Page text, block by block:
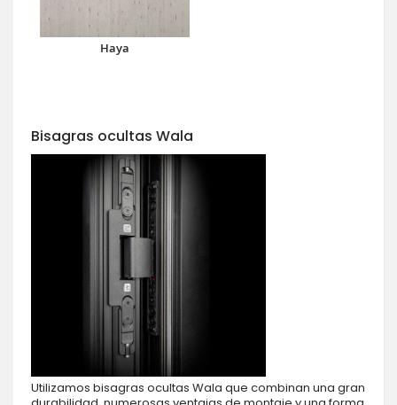
Haya
Bisagras ocultas Wala
Utilizamos bisagras ocultas Wala que combinan una gran